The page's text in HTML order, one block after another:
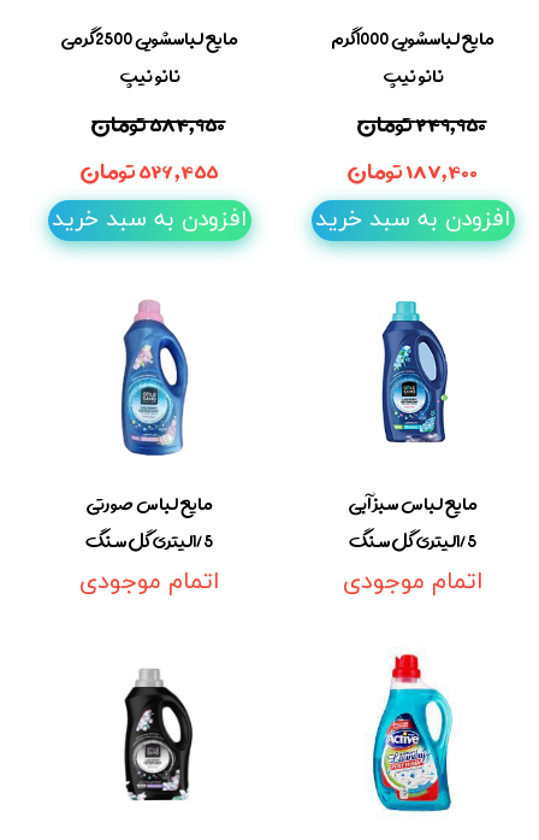
مایع لباسشویی 1000گرم
نانو نیپ
۲۴۹,۹۵۰ تومان
۱۸۷,۴۰۰ تومان
افزودن به سبد خرید
مایع لباسشویی 2500گرمی
نانو نیپ
۵۸۴,۹۵۰ تومان
۵۲۶,۴۵۵ تومان
افزودن به سبد خرید
مایع لباس سبز آبی
1/5لیتری گل سنگ
اتمام موجودی
مایع لباس صورتی
1/5لیتری گل سنگ
اتمام موجودی